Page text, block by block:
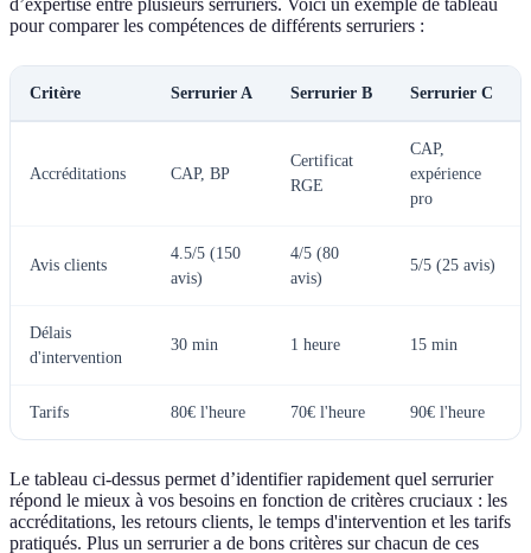
d’expertise entre plusieurs serruriers. Voici un exemple de tableau
pour comparer les compétences de différents serruriers :
Critère Serrurier A Serrurier B Serrurier C
Accréditations CAP, BP
Certificat
RGE
CAP,
expérience
pro
Avis clients
4.5/5 (150
avis)
4/5 (80
avis)
5/5 (25 avis)
Délais
d'intervention
30 min 1 heure 15 min
Tarifs 80€ l'heure 70€ l'heure 90€ l'heure
Le tableau ci-dessus permet d’identifier rapidement quel serrurier
répond le mieux à vos besoins en fonction de critères cruciaux : les
accréditations, les retours clients, le temps d'intervention et les tarifs
pratiqués. Plus un serrurier a de bons critères sur chacun de ces